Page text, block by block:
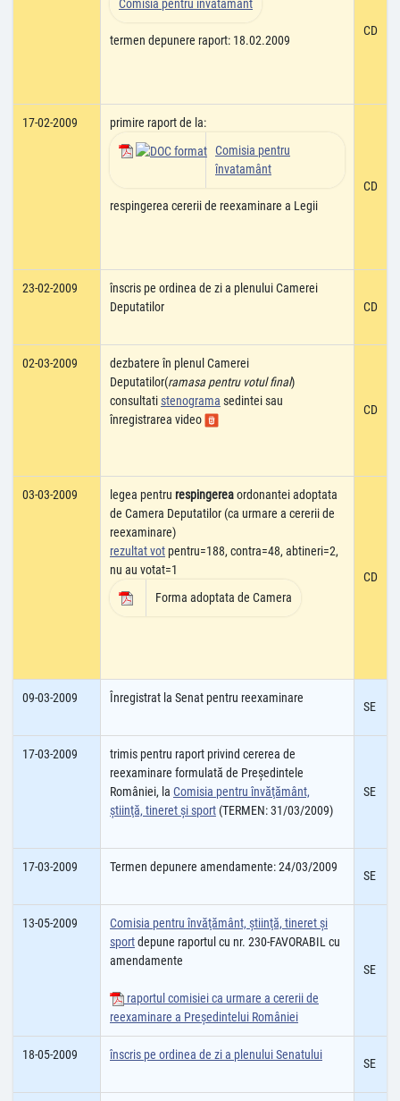
Comisia pentru învatamânt
termen depunere raport: 18.02.2009
CD
17-02-2009
primire raport de la:
Comisia pentru
învatamânt
respingerea cererii de reexaminare a Legii
CD
23-02-2009
înscris pe ordinea de zi a plenului Camerei
Deputatilor
CD
02-03-2009
dezbatere în plenul Camerei
Deputatilor(ramasa pentru votul final)
consultatistenograma sedintei sau
înregistrarea video
CD
03-03-2009 legea pentru respingereaordonantei adoptata
de Camera Deputatilor (ca urmare a cererii de
reexaminare)
rezultat vot pentru=188, contra=48, abtineri=2,
nu au votat=1
Forma adoptata de Camera
CD
09-03-2009 Înregistrat la Senat pentru reexaminare
SE
17-03-2009
trimis pentru raport privind cererea de
reexaminare formulată de Președintele
României, la Comisia pentru învăţământ,
ştiinţă, tineret şi sport (TERMEN: 31/03/2009)
SE
17-03-2009 Termen depunere amendamente: 24/03/2009
SE
13-05-2009
Comisia pentru învăţământ, ştiinţă, tineret şi
sportdepune raportul cu nr. 230-FAVORABIL cu
amendamente
raportul comisiei ca urmare a cererii de
reexaminare a Președintelui României
SE
18-05-2009 înscris pe ordinea de zi a plenului Senatului
SE